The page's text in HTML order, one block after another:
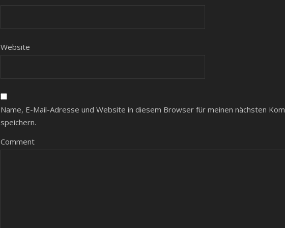
Website
Name, E-Mail-Adresse und Website in diesem Browser für meinen nächsten
speichern.
Comment